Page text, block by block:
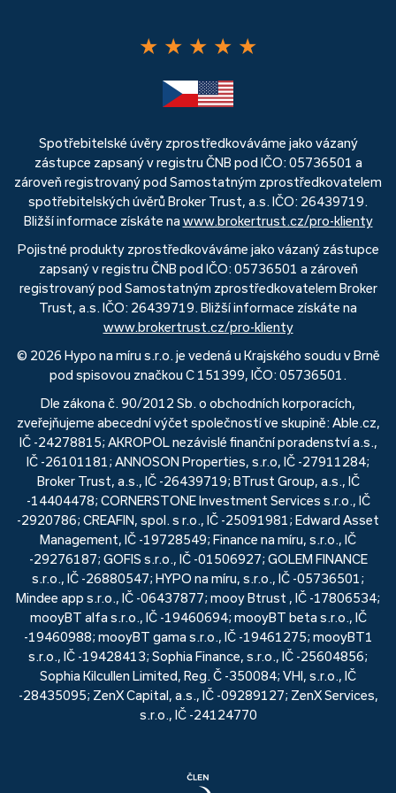
★ ★ ★ ★ ★
Spotřebitelské úvěry zprostředkováváme jako vázaný
zástupce zapsaný v registru ČNB pod IČO: 05736501 a
zároveň registrovaný pod Samostatným zprostředkovatelem
spotřebitelských úvěrů Broker Trust, a.s. IČO: 26439719.
Bližší informace získáte na www.brokertrust.cz/pro-klienty
Pojistné produkty zprostředkováváme jako vázaný zástupce
zapsaný v registru ČNB pod IČO: 05736501 a zároveň
registrovaný pod Samostatným zprostředkovatelem Broker
Trust, a.s. IČO: 26439719. Bližší informace získáte na
www.brokertrust.cz/pro-klienty
© 2026 Hypo na míru s.r.o. je vedená u Krajského soudu v Brně
pod spisovou značkou C 151399, IČO: 05736501.
Dle zákona č. 90/2012 Sb. o obchodních korporacích,
zveřejňujeme abecední výčet společností ve skupině: Able.cz,
IČ -24278815; AKROPOL nezávislé finanční poradenství a.s.,
IČ -26101181; ANNOSON Properties, s.r.o, IČ -27911284;
Broker Trust, a.s., IČ -26439719; BTrust Group, a.s., IČ
-14404478; CORNERSTONE Investment Services s.r.o., IČ
-2920786; CREAFIN, spol. s r.o., IČ -25091981; Edward Asset
Management, IČ -19728549; Finance na míru, s.r.o., IČ
-29276187; GOFIS s.r.o., IČ -01506927; GOLEM FINANCE
s.r.o., IČ -26880547; HYPO na míru, s.r.o., IČ -05736501;
Mindee app s.r.o., IČ -06437877; mooy Btrust , IČ -17806534;
mooyBT alfa s.r.o., IČ -19460694; mooyBT beta s.r.o., IČ
-19460988; mooyBT gama s.r.o., IČ -19461275; mooyBT1
s.r.o., IČ -19428413; Sophia Finance, s.r.o., IČ -25604856;
Sophia Kilcullen Limited, Reg. Č -350084; VHI, s.r.o., IČ
-28435095; ZenX Capital, a.s., IČ -09289127; ZenX Services,
s.r.o., IČ -24124770